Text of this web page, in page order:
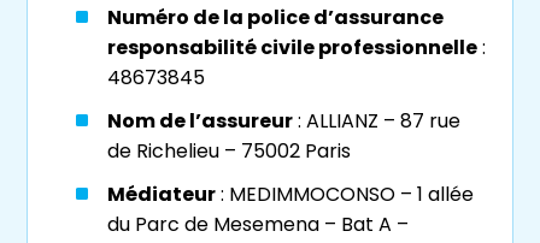
Si vous êtes vendeur, nous mettons à votre
disposition notre expertise pour vous aider à
évaluer lebien immobilier
prenant en compte différents critères tels
que sa valeur vénale, votre âge, les charges
éventuelles associées au bien, etc.
Nous vous guidons également dans la
Numéro de la police d’assurance
responsabilité civile professionnelle:
48673845
Nom de l’assureur: ALLIANZ – 87 rue
de Richelieu – 75002 Paris
Médiateur: MEDIMMOCONSO – 1 allée
du Parc de Mesemena – Bat A –